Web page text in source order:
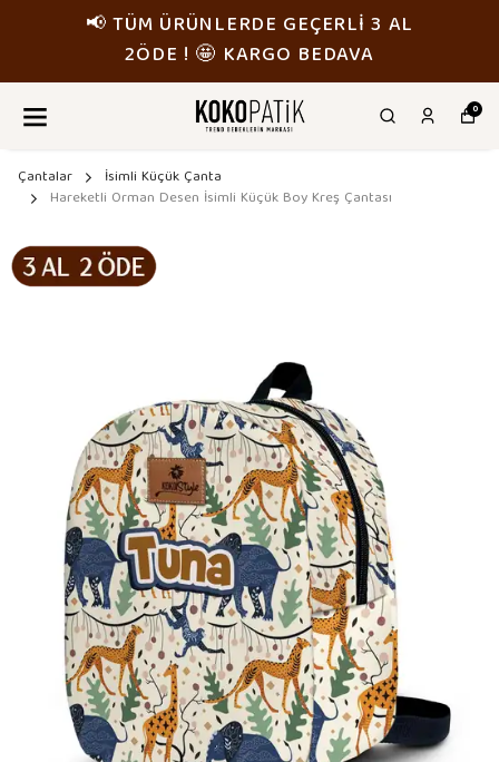
📢 TÜM ÜRÜNLERDE GEÇERLİ 3 AL
2ÖDE ! 🤩 KARGO BEDAVA
0
Çantalar
İsimli Küçük Çanta
Hareketli Orman Desen İsimli Küçük Boy Kreş Çantası